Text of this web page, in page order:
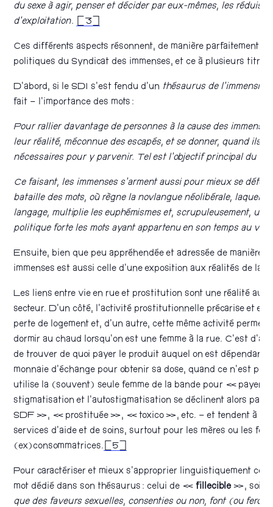
du sexe à agir, penser et décider par eux-mêmes, les
d’exploitation. [3]
Ces différents aspects résonnent, de manière parfaitement
politiques du Syndicat des immenses, et ce à plusieurs titres.
D’abord, si le SDI s’est fendu d’un thésaurus de l’immensité
fait – l’importance des mots :
Pour rallier davantage de personnes à la cause des
leur réalité, méconnue des escapés, et se donner, quand ils
nécessaires pour y parvenir. Tel est l’objectif principal du
Ce faisant, les immenses s’arment aussi pour mieux se
bataille des mots, où règne la novlangue néolibérale,
langage, multiplie les euphémismes et, scrupuleusement, un
politique forte les mots ayant appartenu en son temps au
Ensuite, bien que peu appréhendée et adressée de manière
immenses est aussi celle d’une exposition aux réalités de
Les liens entre vie en rue et prostitution sont une réalité
secteur. D’un côté, l’activité prostitutionnelle précarise et
perte de logement et, d’un autre, cette même activité permet
dormir au chaud lorsqu’on est une femme à la rue. C’est
de trouver de quoi payer le produit auquel on est
monnaie d’échange pour obtenir sa dose, quand ce n’est
utilise la (souvent) seule femme de la bande pour « payer
stigmatisation et l’autostigmatisation se déclinent alors par
SDF », « prostituée », « toxico », etc. – et tendent à
services d’aide et de soins, surtout pour les mères ou les
(ex)consommatrices. [5]
Pour caractériser et mieux s’approprier linguistiquement
mot dédié dans son thésaurus : celui de «fillecible », soit
que des faveurs sexuelles, consenties ou non, font (ou